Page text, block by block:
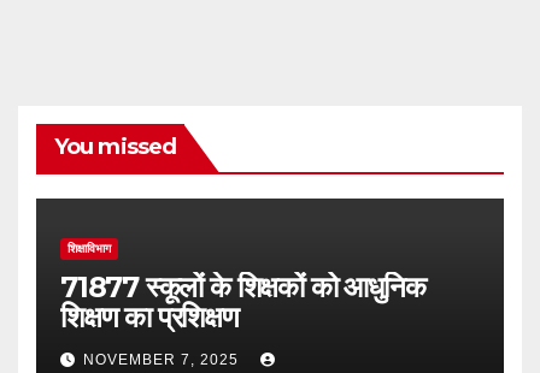
You missed
शिक्षाविभाग
71877 स्कूलों के शिक्षकों को आधुनिक
शिक्षण का प्रशिक्षण
NOVEMBER 7, 2025